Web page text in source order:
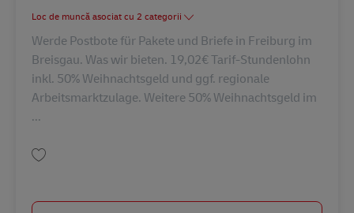
Loc de muncă asociat cu 2 categorii
Werde Postbote für Pakete und Briefe in Freiburg im
Breisgau. Was wir bieten. 19,02€ Tarif-Stundenlohn
inkl. 50% Weihnachtsgeld und ggf. regionale
Arbeitsmarktzulage. Weitere 50% Weihnachtsgeld im
...